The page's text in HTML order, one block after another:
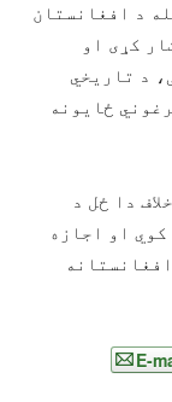
د افغانستان
کړی او
د تاریخي
ځایونه
دا ځل د
او اجازه
E-